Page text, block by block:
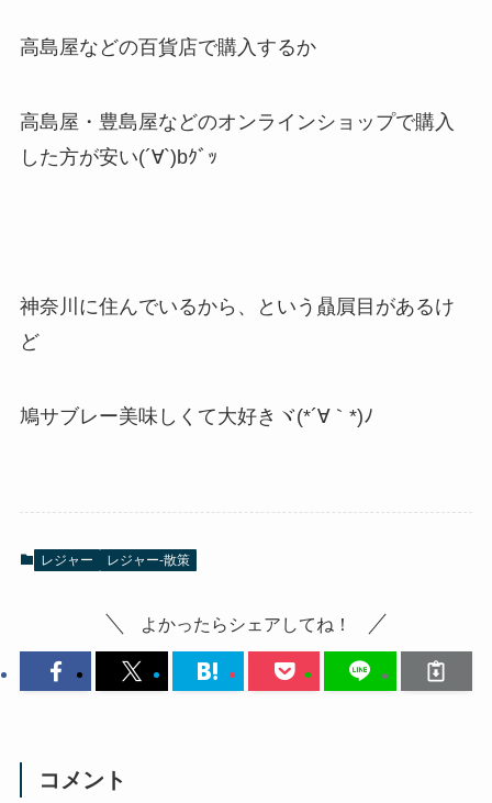
高島屋などの百貨店で購入するか
高島屋・豊島屋などのオンラインショップで購入
した方が安い(´∀`)bｸﾞｯ
神奈川に住んでいるから、という贔屓目があるけ
ど
鳩サブレー美味しくて大好きヾ(*´∀｀*)ﾉ
レジャー レジャー-散策
よかったらシェアしてね！
コメント